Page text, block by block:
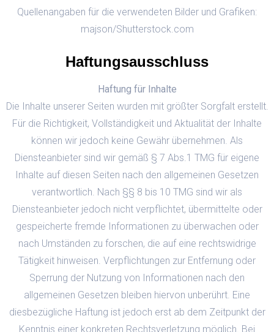
Quellenangaben für die verwendeten Bilder und Grafiken:
majson/Shutterstock.com
Haftungsausschluss
Haftung für Inhalte
Die Inhalte unserer Seiten wurden mit größter Sorgfalt erstellt.
Für die Richtigkeit, Vollständigkeit und Aktualität der Inhalte
können wir jedoch keine Gewähr übernehmen. Als
Diensteanbieter sind wir gemäß § 7 Abs.1 TMG für eigene
Inhalte auf diesen Seiten nach den allgemeinen Gesetzen
verantwortlich. Nach §§ 8 bis 10 TMG sind wir als
Diensteanbieter jedoch nicht verpflichtet, übermittelte oder
gespeicherte fremde Informationen zu überwachen oder
nach Umständen zu forschen, die auf eine rechtswidrige
Tätigkeit hinweisen. Verpflichtungen zur Entfernung oder
Sperrung der Nutzung von Informationen nach den
allgemeinen Gesetzen bleiben hiervon unberührt. Eine
diesbezügliche Haftung ist jedoch erst ab dem Zeitpunkt der
Kenntnis einer konkreten Rechtsverletzung möglich. Bei